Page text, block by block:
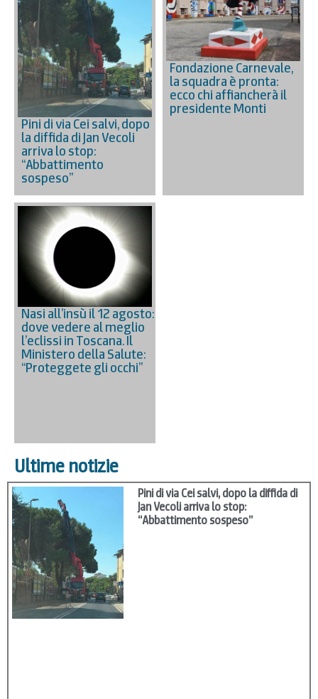
Pini di via Cei salvi, dopo
la diffida di Jan Vecoli
arriva lo stop:
“Abbattimento
sospeso”
Fondazione Carnevale,
la squadra è pronta:
ecco chi affiancherà il
presidente Monti
Nasi all’insù il 12 agosto:
dove vedere al meglio
l’eclissi in Toscana. Il
Ministero della Salute:
“Proteggete gli occhi”
Ultime notizie
Jan Vecoli arriva lo stop:
“Abbattimento sospeso”